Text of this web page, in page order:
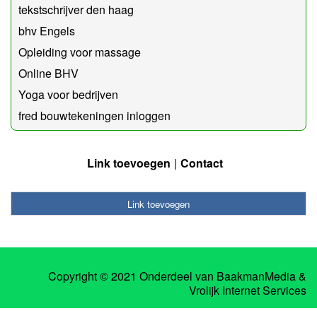
tekstschrijver den haag
bhv Engels
Opleiding voor massage
Online BHV
Yoga voor bedrijven
fred bouwtekeningen inloggen
Link toevoegen Contact
Link toevoegen
Copyright © 2021 Onderdeel van BaakmanMedia&
Vrolijk Internet Services